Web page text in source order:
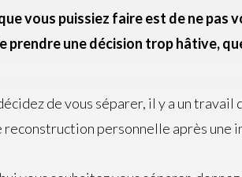
vous puissiez faire est de ne pas
prendre une décision trop hâtive,
de vous séparer, il y a un travail
reconstruction personnelle après